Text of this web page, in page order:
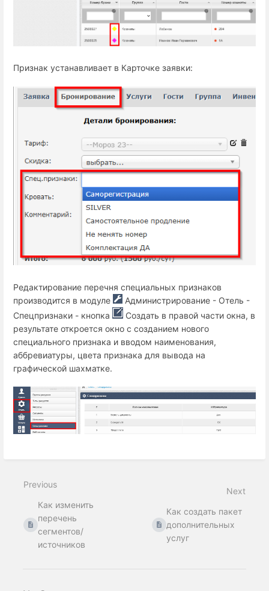
Признак устанавливает в Карточке заявки:
Редактирование перечня специальных признаков
производится в модуле
Администрирование - Отель -
Спецпризнаки - кнопка
Создать в правой части окна, в
результате откроется окно с созданием нового
специального признака и вводом наименования,
аббревиатуры, цвета признака для вывода на
графической шахматке.
Previous
Как изменить
перечень
сегментов/
источников
Next
Как создать пакет
дополнительных
услуг